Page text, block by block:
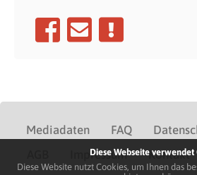
Mediadaten FAQ
Impressum Kontakt
Diese Webseite verwendet
Diese Website nutzt Cookies, um Ihnen das